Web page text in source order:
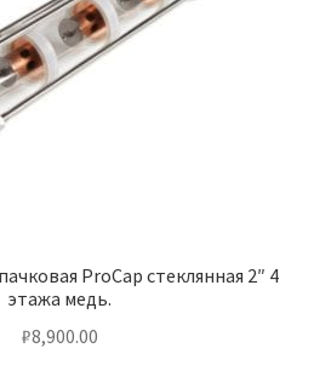
ProCap стеклянная 2″ 4
этажа медь.
₽8,900.00